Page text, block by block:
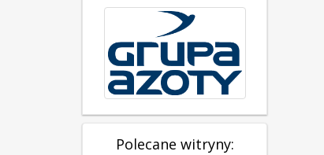
Polecane witryny: